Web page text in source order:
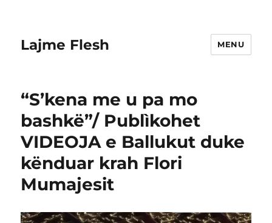
Lajme Flesh MENU
“S’kena me u pa mo
bashkë”/ Publìkohet
VIDEOJA e Ballukut duke
kënduar krah Flori
Mumajesit